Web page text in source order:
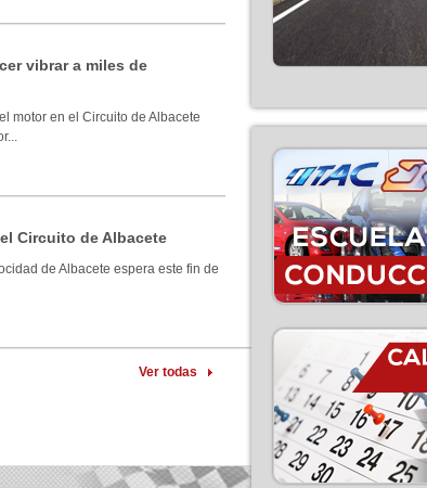
vibrar a miles de
motor en el Circuito de Albacete
Circuito de Albacete
de Albacete espera este fin de
Ver todas